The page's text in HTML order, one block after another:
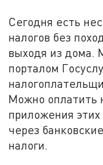
Сегодня есть
налогов без
выходя из дома.
порталом
Можно оплатить
приложения
через
налоги.